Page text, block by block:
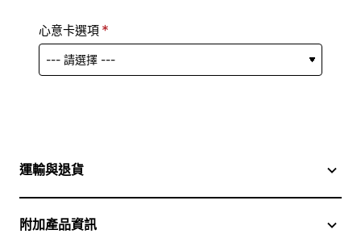
心意卡選項
運輸與退貨
附加產品資訊